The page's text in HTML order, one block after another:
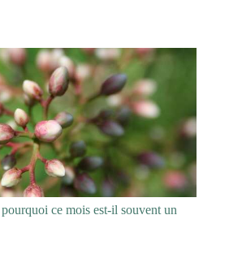
ce mois est-il souvent un